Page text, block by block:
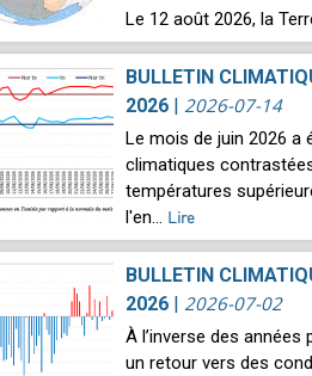
Le 12 août 2026, la
astronomiques les
BULLETIN
2026 | 2026-07-14
Le mois de juin 2026 a
climatiques
températures
l'en… Lire
BULLETIN
2026 | 2026-07-02
À l’inverse des
un retour vers des